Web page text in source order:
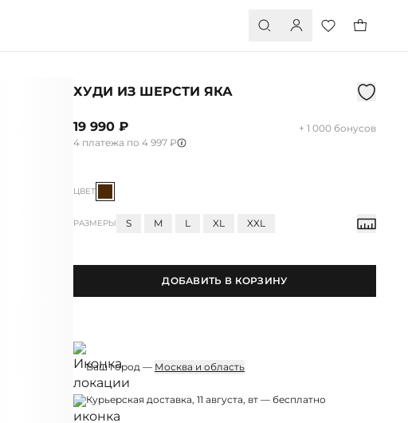
ХУДИ ИЗ ШЕРСТИ ЯКА
19 990 ₽
+ 1 000 бонусов
4 платежа по 4 997 ₽
ЦВЕТ
РАЗМЕРЫ S M L XL XXL
ДОБАВИТЬ В КОРЗИНУ
Ваш город — Москва и область
Курьерская доставка, 11 августа, вт — бесплатно